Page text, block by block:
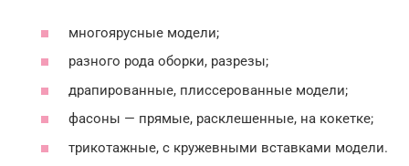
многоярусные модели;
разного рода оборки, разрезы;
драпированные, плиссерованные модели;
фасоны — прямые, расклешенные, на кокетке;
трикотажные, с кружевными вставками модели.